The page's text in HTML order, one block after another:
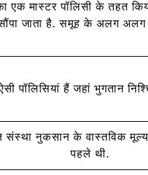
एक मास्टर पॉलिसी के तहत
जाता है. समूह के अलग
पॉलिसियां हैं जहां भुगतान
संस्था नुकसान के वास्तविक
पहले थी.